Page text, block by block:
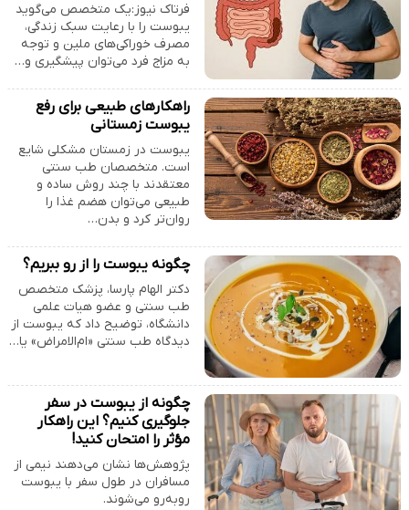
فرتاک نیوز:یک متخصص می‌گوید
یبوست را با رعایت سبک زندگی،
مصرف خوراکی‌های ملین و توجه
به مزاج فرد می‌توان پیشگیری و…
راهکارهای طبیعی برای رفع
یبوست زمستانی
یبوست در زمستان مشکلی شایع
است. متخصصان طب سنتی
معتقدند با چند روش ساده و
طبیعی می‌توان هضم غذا را
روان‌تر کرد و بدن…
چگونه یبوست را از رو ببریم؟
دکتر الهام پارسا، پزشک متخصص
طب سنتی و عضو هیات علمی
دانشگاه، توضیح داد که یبوست از
دیدگاه طب سنتی «ام‌الامراض» یا…
چگونه از یبوست در سفر
جلوگیری کنیم؟ این راهکار
مؤثر را امتحان کنید!
پژوهش‌ها نشان می‌دهند نیمی از
مسافران در طول سفر با یبوست
روبه‌رو می‌شوند.